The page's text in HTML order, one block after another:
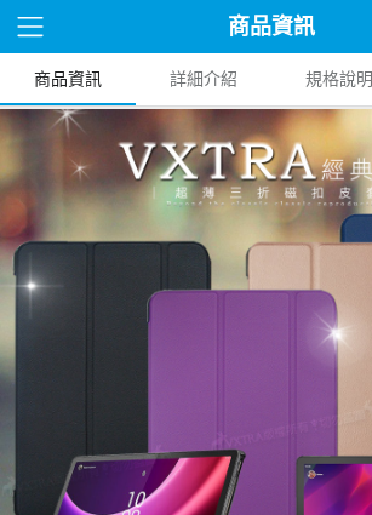
商品資訊
商品資訊 詳細介紹 規格說明